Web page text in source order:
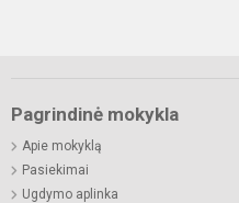
Pagrindinė mokykla
Apie mokyklą
Pasiekimai
Ugdymo aplinka